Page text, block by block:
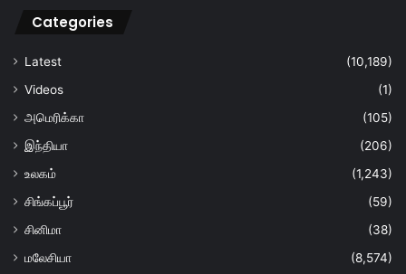
Categories
Latest
(10,189)
Videos
(1)
அமெரிக்கா
(105)
இந்தியா
(206)
உலகம்
(1,243)
சிங்கப்பூர்
(59)
சினிமா
(38)
மலேசியா
(8,574)